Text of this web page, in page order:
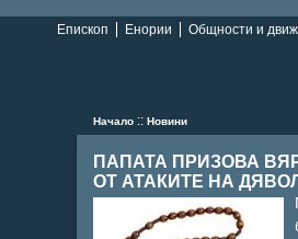
Епископ Енории Общности и
Начало :: Новини
ПАПАТА ПРИЗОВА
ОТ АТАКИТЕ НА